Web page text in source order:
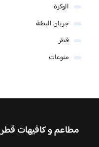
الوكرة
جريان البطنة
قطر
منوعات
مطاعم و كافيهات قطر